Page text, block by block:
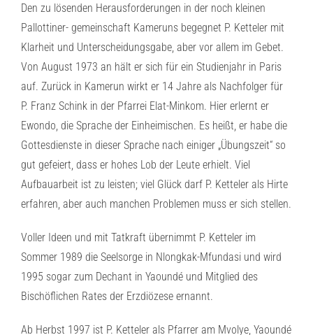
Den zu lösenden Herausforderungen in der noch kleinen
Pallottiner- gemeinschaft Kameruns begegnet P. Ketteler mit
Klarheit und Unterscheidungsgabe, aber vor allem im Gebet.
Von August 1973 an hält er sich für ein Studienjahr in Paris
auf. Zurück in Kamerun wirkt er 14 Jahre als Nachfolger für
P. Franz Schink in der Pfarrei Elat-Minkom. Hier erlernt er
Ewondo, die Sprache der Einheimischen. Es heißt, er habe die
Gottesdienste in dieser Sprache nach einiger „Übungszeit“ so
gut gefeiert, dass er hohes Lob der Leute erhielt. Viel
Aufbauarbeit ist zu leisten; viel Glück darf P. Ketteler als Hirte
erfahren, aber auch manchen Problemen muss er sich stellen.
Voller Ideen und mit Tatkraft übernimmt P. Ketteler im
Sommer 1989 die Seelsorge in Nlongkak-Mfundasi und wird
1995 sogar zum Dechant in Yaoundé und Mitglied des
Bischöflichen Rates der Erzdiözese ernannt.
Ab Herbst 1997 ist P. Ketteler als Pfarrer am Mvolye, Yaoundé